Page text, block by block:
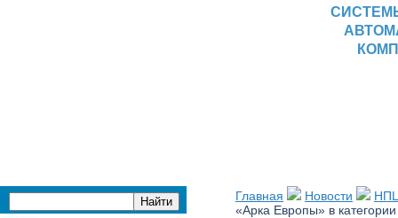
Главная Новости
«Арка Европы» в